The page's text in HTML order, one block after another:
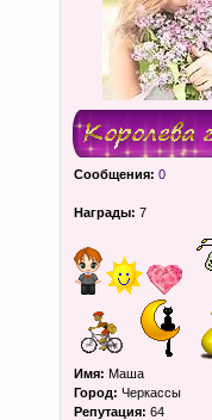
Сообщения: 0
Награды: 7
Имя: Маша
Город: Черкассы
Репутация: 64